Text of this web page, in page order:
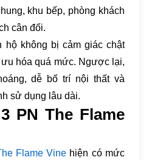
khu bếp, phòng khách
cân đối.
hộ không bị cảm giác chật
hóa quá mức. Ngược lại,
dễ bố trí nội thất và
sử dụng lâu dài.
PN The Flame
Flame Vine hiện có mức